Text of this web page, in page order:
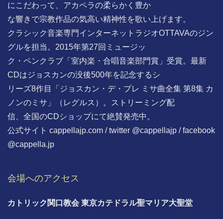
にこだわって、アカペラの柔らかく豊か
な響きで宗教作品の気高い精神性を歌い上げます。
クラシック音楽専門インターネットラジオOTTAVAのジン
グルを担当。2015年第27回ミュージッ
ク・ペンクラブ「室内楽・合唱音楽部門賞」受賞。最新
CDはジョスカンの没後500年を記念するシ
リーズ8作目「ジョスカン・デ・プレ ミサ曲全集 第8集 カ
ノンのミサ」（レグルス）。ストリーミング配
信、全国のCDショップにて絶賛発売中。
公式サイト cappellajp.com / twitter @cappellajp / facebook
@cappella.jp
会場へのアクセス
カトリック関口教会 東京カテドラル聖マリア大聖堂